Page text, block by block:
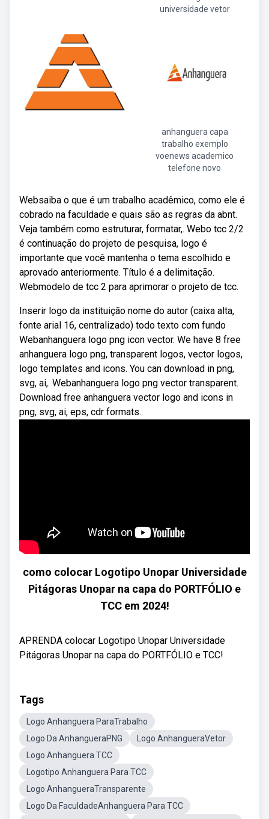
universidade vetor
anhanguera capa
trabalho exemplo
voenews academico
telefone novo
Websaiba o que é um trabalho acadêmico, como ele é
cobrado na faculdade e quais são as regras da abnt.
Veja também como estruturar, formatar,. Webo tcc 2/2
é continuação do projeto de pesquisa, logo é
importante que você mantenha o tema escolhido e
aprovado anteriormente. Título é a delimitação.
Webmodelo de tcc 2 para aprimorar o projeto de tcc.
Inserir logo da instituição nome do autor (caixa alta,
fonte arial 16, centralizado) todo texto com fundo
Webanhanguera logo png icon vector. We have 8 free
anhanguera logo png, transparent logos, vector logos,
logo templates and icons. You can download in png,
svg, ai,. Webanhanguera logo png vector transparent.
Download free anhanguera vector logo and icons in
png, svg, ai, eps, cdr formats.
como colocar Logotipo Unopar Universidade
Pitágoras Unopar na capa do PORTFÓLIO e
TCC em 2024!
APRENDA colocar Logotipo Unopar Universidade
Pitágoras Unopar na capa do PORTFÓLIO e TCC!
Tags
Logo Anhanguera ParaTrabalho
Logo Da AnhangueraPNG
Logo AnhangueraVetor
Logo Anhanguera TCC
Logotipo Anhanguera Para TCC
Logo AnhangueraTransparente
Logo Da FaculdadeAnhanguera Para TCC